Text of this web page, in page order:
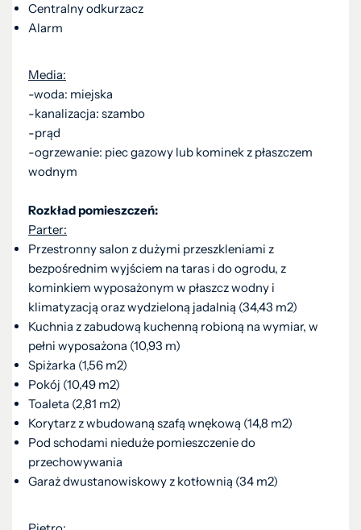
Centralny odkurzacz
Alarm
Media:
-woda: miejska
-kanalizacja: szambo
-prąd
-ogrzewanie: piec gazowy lub kominek z płaszczem
wodnym
Rozkład pomieszczeń:
Parter:
Przestronny salon z dużymi przeszkleniami z
bezpośrednim wyjściem na taras i do ogrodu, z
kominkiem wyposażonym w płaszcz wodny i
klimatyzacją oraz wydzieloną jadalnią (34,43 m2)
Kuchnia z zabudową kuchenną robioną na wymiar, w
pełni wyposażona (10,93 m)
Spiżarka (1,56 m2)
Pokój (10,49 m2)
Toaleta (2,81 m2)
Korytarz z wbudowaną szafą wnękową (14,8 m2)
Pod schodami nieduże pomieszczenie do
przechowywania
Garaż dwustanowiskowy z kotłownią (34 m2)